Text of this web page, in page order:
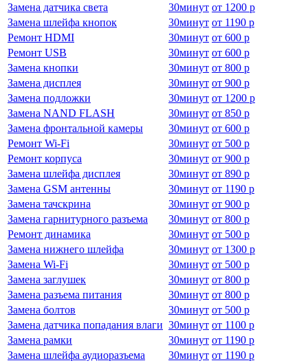
Замена датчика света
30минут от 1200 р
Замена шлейфа кнопок
30минут от 1190 р
Ремонт HDMI
30минут от 600 р
Ремонт USB
30минут от 600 р
Замена кнопки
30минут от 800 р
Замена дисплея
30минут от 900 р
Замена подложки
30минут от 1200 р
Замена NAND FLASH
30минут от 850 р
Замена фронтальной камеры
30минут от 600 р
Ремонт Wi-Fi
30минут от 500 р
Ремонт корпуса
30минут от 900 р
Замена шлейфа дисплея
30минут от 890 р
Замена GSM антенны
30минут от 1190 р
Замена тачскрина
30минут от 900 р
Замена гарнитурного разъема
30минут от 800 р
Ремонт динамика
30минут от 500 р
Замена нижнего шлейфа
30минут от 1300 р
Замена Wi-Fi
30минут от 500 р
Замена заглушек
30минут от 800 р
Замена разъема питания
30минут от 800 р
Замена болтов
30минут от 500 р
Замена датчика попадания влаги 30минут от 1100 р
Замена рамки
30минут от 1190 р
Замена шлейфа аудиоразъема
30минут от 1190 р